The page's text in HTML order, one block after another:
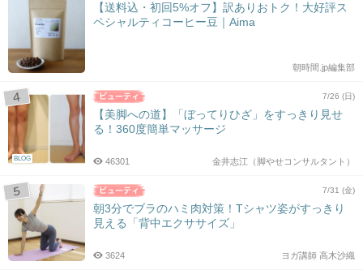
【送料込・初回5%オフ】訳ありおトク！大好評ス
ペシャルティコーヒー豆｜Aima
朝時間.jp編集部
BLOG
7/26 (日)
【美脚への道】「ぼってりひざ」をすっきり見せ
る！360度簡単マッサージ
金井志江（脚やせコンサルタント）
46301
7/31 (金)
朝3分でブラのハミ肉対策！Tシャツ姿がすっきり
見える「背中エクササイズ」
ヨガ講師 高木沙織
3624